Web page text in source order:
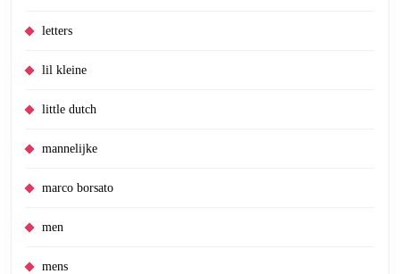
letters
lil kleine
little dutch
mannelijke
marco borsato
men
mens